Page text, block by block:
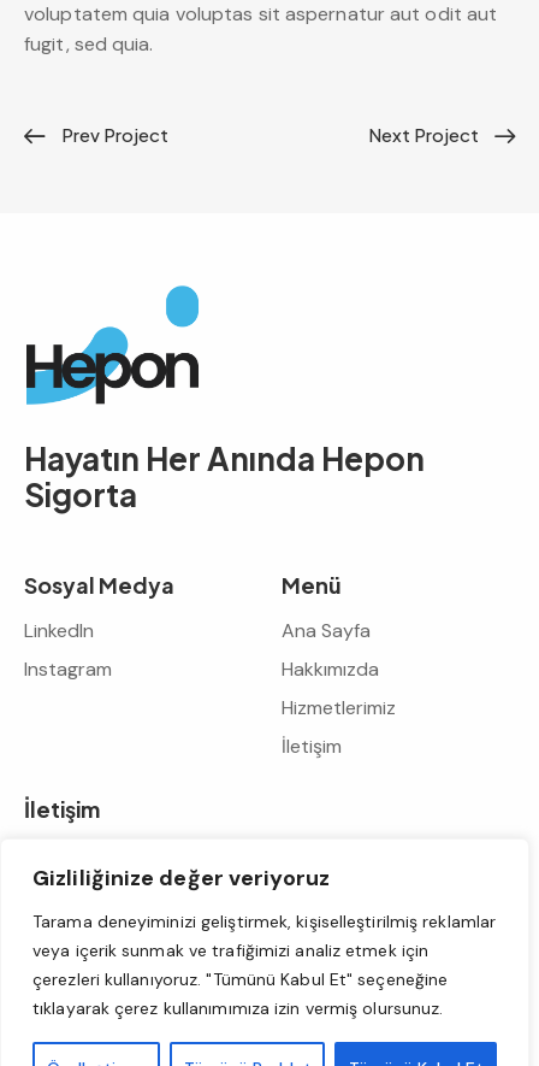
Gizliliğinize değer veriyoruz
Tarama deneyiminizi geliştirmek, kişiselleştirilmiş reklamlar
veya içerik sunmak ve trafiğimizi analiz etmek için
çerezleri kullanıyoruz. "Tümünü Kabul Et" seçeneğine
tıklayarak çerez kullanımımıza izin vermiş olursunuz.
voluptatem quia voluptas sit aspernatur aut odit aut
fugit, sed quia.
Prev Project Next Project
Hayatın Her Anında Hepon
Sigorta
Sosyal Medya
LinkedIn
Instagram
Menü
Ana Sayfa
Hakkımızda
Hizmetlerimiz
İletişim
İletişim
+90 533 329 08 42
+90 212 211 24 25
Mecidiyeköy Mh. Mecidiye Cd. Cansızoğlu Pasajı No: 7/3,
Şişli – İstanbul – Türkiye